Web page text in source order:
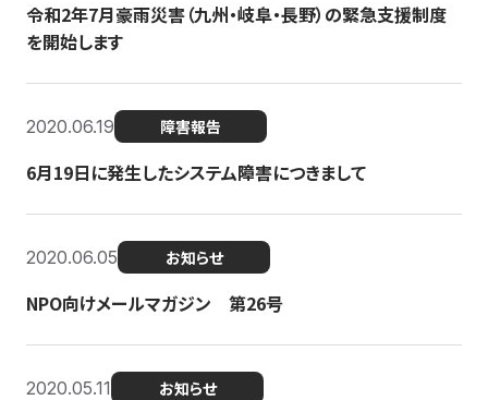
令和2年7月豪雨災害（九州・岐阜・長野）の緊急支援制度
を開始します
2020.06.19 障害報告
6月19日に発生したシステム障害につきまして
2020.06.05 お知らせ
NPO向けメールマガジン 第26号
2020.05.11 お知らせ